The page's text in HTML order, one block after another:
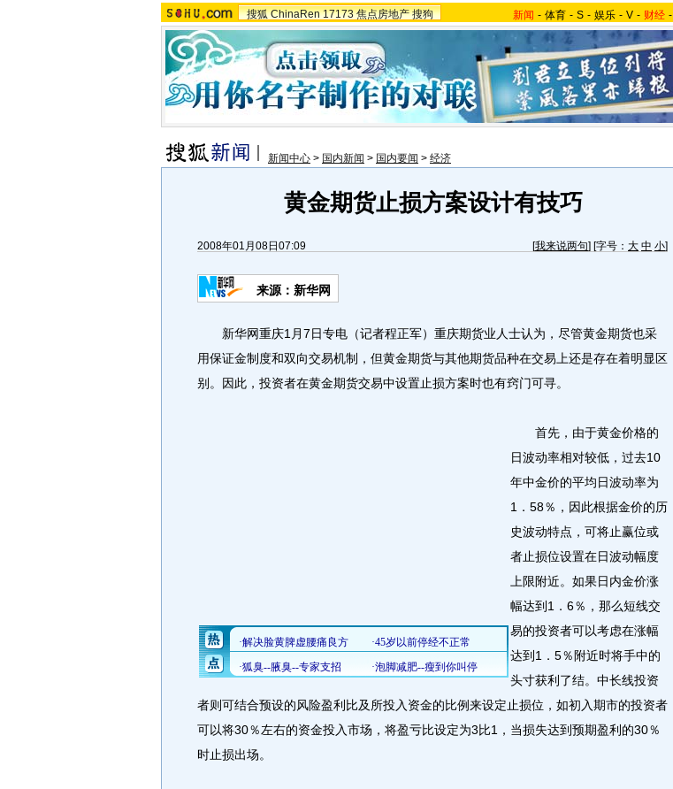
搜狐 ChinaRen 17173 焦点房地产 搜狗 新闻 - 体育 - S - 娱乐 - V - 财经 -
新闻中心 > 国内新闻 > 国内要闻 > 经济
黄金期货止损方案设计有技巧
2008年01月08日07:09 [我来说两句] [字号： 大 中 小]
来源：新华网
新华网重庆1月7日专电（记者程正军）重庆期货业人士认为，尽管黄金期货也采
用保证金制度和双向交易机制，但黄金期货与其他期货品种在交易上还是存在着明显区
别。因此，投资者在黄金期货交易中设置止损方案时也有窍门可寻。
首先，由于黄金价格的
日波动率相对较低，过去10
年中金价的平均日波动率为
1．58％，因此根据金价的历
史波动特点，可将止赢位或
者止损位设置在日波动幅度
上限附近。如果日内金价涨
幅达到1．6％，那么短线交
易的投资者可以考虑在涨幅
达到1．5％附近时将手中的
头寸获利了结。中长线投资
者则可结合预设的风险盈利比及所投入资金的比例来设定止损位，如初入期市的投资者
可以将30％左右的资金投入市场，将盈亏比设定为3比1，当损失达到预期盈利的30％
时止损出场。